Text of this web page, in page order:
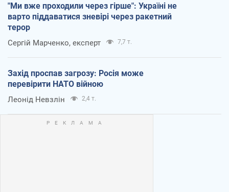
"Ми вже проходили через гірше": Україні не
варто піддаватися зневірі через ракетний
терор
Сергій Марченко, експерт 7,7 т.
Захід проспав загрозу: Росія може
перевірити НАТО війною
Леонід Невзлін 2,4 т.